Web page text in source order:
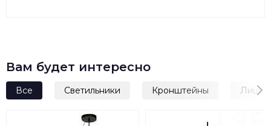
Вам будет интересно
Все Светильники Кронштейны